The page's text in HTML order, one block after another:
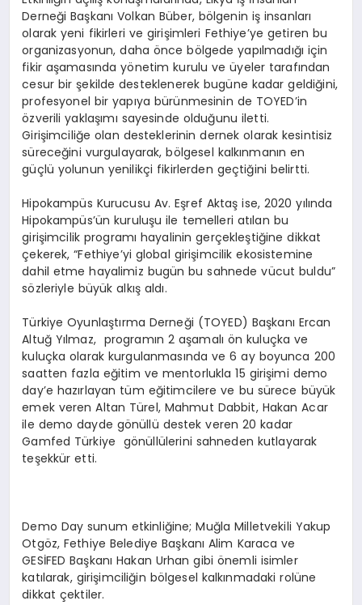
Derneği Başkanı Volkan Büber, bölgenin iş insanları
olarak yeni fikirleri ve girişimleri Fethiye’ye getiren bu
organizasyonun, daha önce bölgede yapılmadığı için
fikir aşamasında yönetim kurulu ve üyeler tarafından
cesur bir şekilde desteklenerek bugüne kadar geldiğini,
profesyonel bir yapıya bürünmesinin de TOYED’in
özverili yaklaşımı sayesinde olduğunu iletti.
Girişimciliğe olan desteklerinin dernek olarak kesintisiz
süreceğini vurgulayarak, bölgesel kalkınmanın en
güçlü yolunun yenilikçi fikirlerden geçtiğini belirtti.
Hipokampüs Kurucusu Av. Eşref Aktaş ise, 2020 yılında
Hipokampüs’ün kuruluşu ile temelleri atılan bu
girişimcilik programı hayalinin gerçekleştiğine dikkat
çekerek, “Fethiye’yi global girişimcilik ekosistemine
dahil etme hayalimiz bugün bu sahnede vücut buldu”
sözleriyle büyük alkış aldı.
Türkiye Oyunlaştırma Derneği (TOYED) Başkanı Ercan
Altuğ Yılmaz, programın 2 aşamalı ön kuluçka ve
kuluçka olarak kurgulanmasında ve 6 ay boyunca 200
saatten fazla eğitim ve mentorlukla 15 girişimi demo
day’e hazırlayan tüm eğitimcilere ve bu sürece büyük
emek veren Altan Türel, Mahmut Dabbit, Hakan Acar
ile demo dayde gönüllü destek veren 20 kadar
Gamfed Türkiye gönüllülerini sahneden kutlayarak
teşekkür etti.
Demo Day sunum etkinliğine; Muğla Milletvekili Yakup
Otgöz, Fethiye Belediye Başkanı Alim Karaca ve
GESİFED Başkanı Hakan Urhan gibi önemli isimler
katılarak, girişimciliğin bölgesel kalkınmadaki rolüne
dikkat çektiler.